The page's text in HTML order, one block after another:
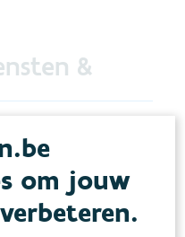
&
-
aan? De VMM adviseert
om jouw